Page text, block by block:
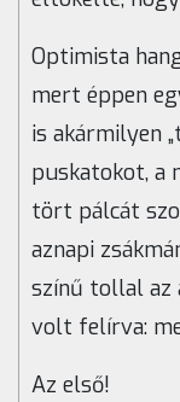
Optimista
mert éppen
is akármilyen
puskatokot, a
tört pálcát
aznapi
színű tollal az
volt felírva:
Az első!